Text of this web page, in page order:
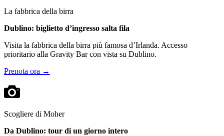
La fabbrica della birra
Dublino: biglietto d’ingresso salta fila
Visita la fabbrica della birra più famosa d’Irlanda. Accesso
prioritario alla Gravity Bar con vista su Dublino.
Prenota ora →
Scogliere di Moher
Da Dublino: tour di un giorno intero